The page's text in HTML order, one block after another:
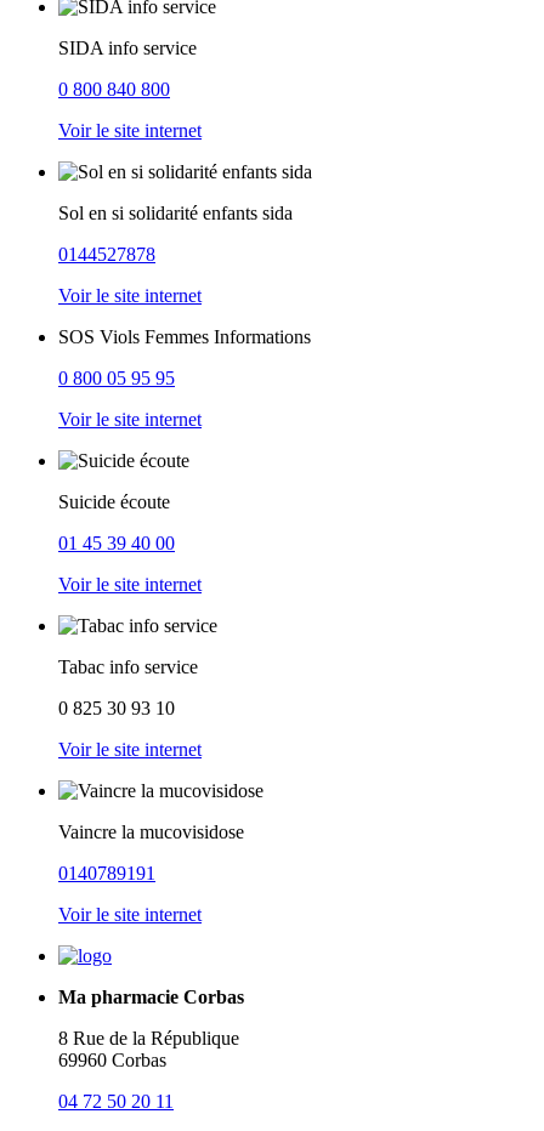
SIDA info service
0 800 840 800
Voir le site internet
Sol en si solidarité enfants sida
0144527878
Voir le site internet
SOS Viols Femmes Informations
0 800 05 95 95
Voir le site internet
Suicide écoute
01 45 39 40 00
Voir le site internet
Tabac info service
0 825 30 93 10
Voir le site internet
Vaincre la mucovisidose
0140789191
Voir le site internet
Ma pharmacie Corbas
8 Rue de la République
69960 Corbas
04 72 50 20 11